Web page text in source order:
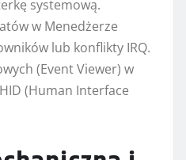
systemową.
w Menedżerze
lub konflikty IRQ.
(Event Viewer) w
(Human Interface